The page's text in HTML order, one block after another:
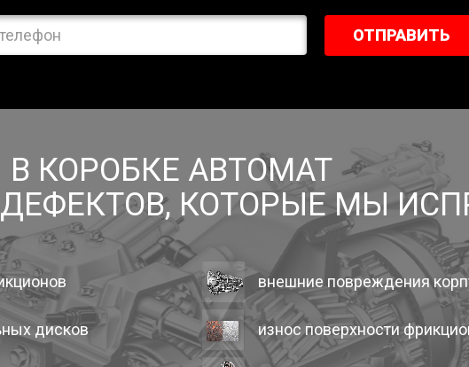
ОТПРАВИТЬ
В КОРОБКЕ АВТОМАТ
КОТОРЫЕ МЫ
дисков
внешние повреждения
износ поверхности